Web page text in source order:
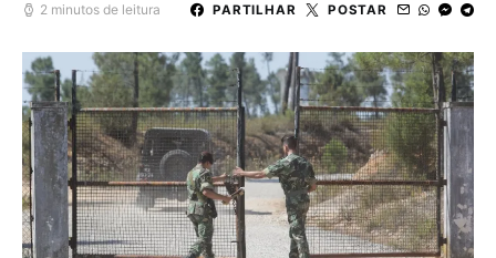
2 minutos de leitura PARTILHAR POSTAR